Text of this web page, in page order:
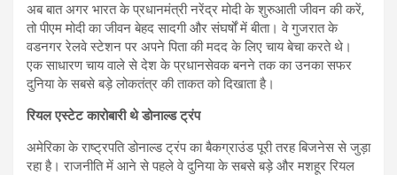
अब बात अगर भारत के प्रधानमंत्री नरेंद्र मोदी के शुरुआती जीवन की करें,
तो पीएम मोदी का जीवन बेहद सादगी और संघर्षों में बीता। वे गुजरात के
वडनगर रेलवे स्टेशन पर अपने पिता की मदद के लिए चाय बेचा करते थे।
एक साधारण चाय वाले से देश के प्रधानसेवक बनने तक का उनका सफर
दुनिया के सबसे बड़े लोकतंत्र की ताकत को दिखाता है।
रियल एस्टेट कारोबारी थे डोनाल्ड ट्रंप
अमेरिका के राष्ट्रपति डोनाल्ड ट्रंप का बैकग्राउंड पूरी तरह बिजनेस से जुड़ा
रहा है। राजनीति में आने से पहले वे दुनिया के सबसे बड़े और मशहूर रियल